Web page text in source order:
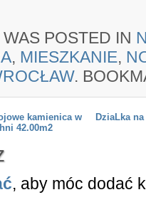
POSTED IN
, MIESZKANIE,
.
kamienica w
42.00m2
DziaLka
, aby móc dodać